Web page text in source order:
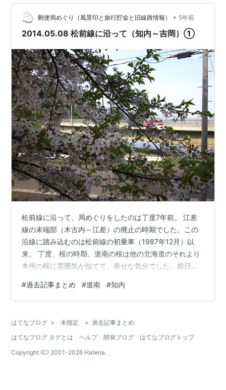
から感謝申し上げます☆ ２、閲覧数Ｔｏｐ５ （２０２
０．１２．２３～２０２１．６．２１） ３、Ｇ…
郵便局めぐり（風景印と旅行貯金と旧線路情報） • 5年前
2014.05.08 松前線に沿って（知内～吉岡）①
松前線に沿って、局めぐりをしたのは丁度7年前。 江差
線の末端部（木古内～江差）の廃止の時期でした。この
沿線に踏み込むのは松前線の初乗車（1987年12月）以
来。 丁度、桜の時期。道南の桜は他の北海道のそれより
本州の桜に雰囲気が似てて、幸せな気分でした。前日は
て出発。 ▲（北海道・1070局/全国・1127局） 茂辺地郵
便局 局番：94021 1874（明治7）年10月1日開設 前に書
戦争ゆかりの地で、ここから梅漬峠経由で館、厚沢部、
江差への最短ルート（峠道は崩落してもう10年以上通行
止めです）。…
#過去記事まとめ #道南 #知内
はてなブログ > 未指定 > 過去記事まとめ
はてなブログ タグとは
ヘルプ 開発ブログ
はてなブログトップ
Copyright (C) 2001-2026 Hatena.